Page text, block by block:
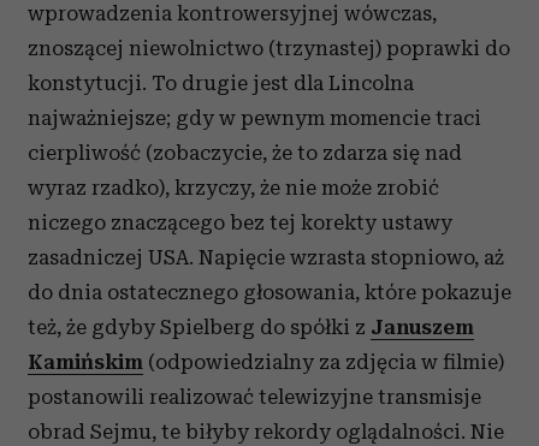
wprowadzenia kontrowersyjnej wówczas,
znoszącej niewolnictwo (trzynastej) poprawki do
konstytucji. To drugie jest dla Lincolna
najważniejsze; gdy w pewnym momencie traci
cierpliwość (zobaczycie, że to zdarza się nad
wyraz rzadko), krzyczy, że nie może zrobić
niczego znaczącego bez tej korekty ustawy
zasadniczej USA. Napięcie wzrasta stopniowo, aż
do dnia ostatecznego głosowania, które pokazuje
też, że gdyby Spielberg do spółki z Januszem
Kamińskim (odpowiedzialny za zdjęcia w filmie)
postanowili realizować telewizyjne transmisje
obrad Sejmu, te biłyby rekordy oglądalności. Nie